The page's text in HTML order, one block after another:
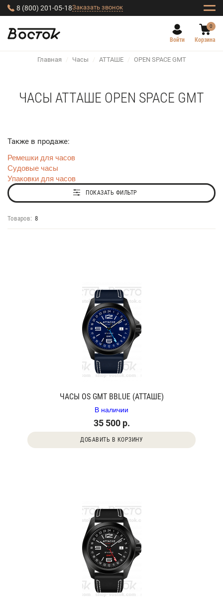
8 (800) 201-05-18Заказать звонок
Войти
0
Корзина
Главная / Часы / АТТАШЕ / OPEN SPACE GMT
ЧАСЫ АТТАШЕ OPEN SPACE GMT
Также в продаже:
Ремешки для часов
Судовые часы
Упаковки для часов
ПОКАЗАТЬ ФИЛЬТР
Товаров: 8
ЧАСЫ OS GMT BBLUE (АТТАШЕ)
В наличии
35 500 р.
ДОБАВИТЬ В КОРЗИНУ